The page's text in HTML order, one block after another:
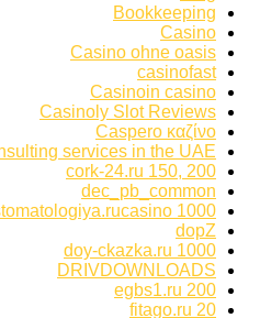
Bookkeeping
Casino
Casino ohne oasis
casinofast
Casinoin casino
Casinoly Slot Reviews
Caspero καζίνο
services in the UAE
cork-24.ru 150, 200
dec_pb_common
1000
dopZ
doy-ckazka.ru 1000
DRIVDOWNLOADS
egbs1.ru 200
fitago.ru 20